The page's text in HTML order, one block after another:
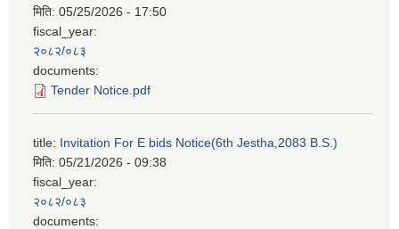
मिति: 05/25/2026 - 17:50
fiscal_year:
२०८२/०८३
documents:
Tender Notice.pdf
title: Invitation For E bids Notice(6th Jestha,2083 B.S.)
मिति: 05/21/2026 - 09:38
fiscal_year:
२०८२/०८३
documents: